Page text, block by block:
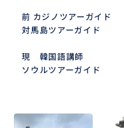
前 カジノツアーガイド
対馬島ツアーガイド
現 韓国語講師
ソウルツアーガイド